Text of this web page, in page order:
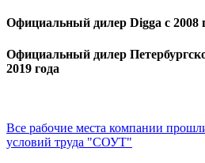
Официальный дилер Digga с 2008
Официальный дилер
2019 года
Все рабочие места компании
условий труда "СОУТ"